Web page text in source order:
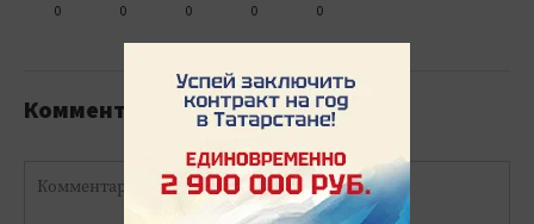
0 0 0 0 0
Комментарийлар